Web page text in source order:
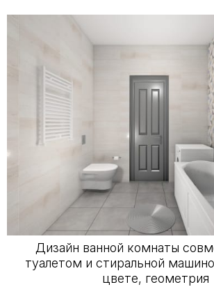
Дизайн ванной комнаты
туалетом и стиральной
цвете, геометрия